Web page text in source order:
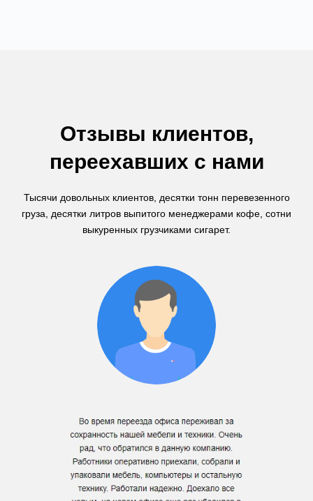
Отзывы клиентов,
переехавших с нами
Тысячи довольных клиентов, десятки тонн перевезенного
груза, десятки литров выпитого менеджерами кофе, сотни
выкуренных грузчиками сигарет.